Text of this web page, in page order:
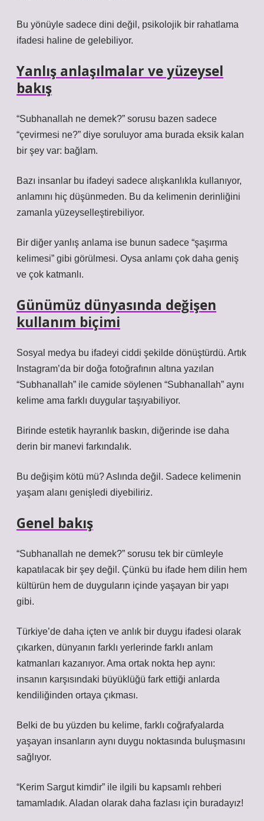
Bu yönüyle sadece dini değil, psikolojik bir rahatlama
ifadesi haline de gelebiliyor.
Yanlış anlaşılmalar ve yüzeysel
bakış
“Subhanallah ne demek?” sorusu bazen sadece
“çevirmesi ne?” diye soruluyor ama burada eksik kalan
bir şey var: bağlam.
Bazı insanlar bu ifadeyi sadece alışkanlıkla kullanıyor,
anlamını hiç düşünmeden. Bu da kelimenin derinliğini
zamanla yüzeyselleştirebiliyor.
Bir diğer yanlış anlama ise bunun sadece “şaşırma
kelimesi” gibi görülmesi. Oysa anlamı çok daha geniş
ve çok katmanlı.
Günümüz dünyasında değişen
kullanım biçimi
Sosyal medya bu ifadeyi ciddi şekilde dönüştürdü. Artık
Instagram’da bir doğa fotoğrafının altına yazılan
“Subhanallah” ile camide söylenen “Subhanallah” aynı
kelime ama farklı duygular taşıyabiliyor.
Birinde estetik hayranlık baskın, diğerinde ise daha
derin bir manevi farkındalık.
Bu değişim kötü mü? Aslında değil. Sadece kelimenin
yaşam alanı genişledi diyebiliriz.
Genel bakış
“Subhanallah ne demek?” sorusu tek bir cümleyle
kapatılacak bir şey değil. Çünkü bu ifade hem dilin hem
kültürün hem de duyguların içinde yaşayan bir yapı
gibi.
Türkiye’de daha içten ve anlık bir duygu ifadesi olarak
çıkarken, dünyanın farklı yerlerinde farklı anlam
katmanları kazanıyor. Ama ortak nokta hep aynı:
insanın karşısındaki büyüklüğü fark ettiği anlarda
kendiliğinden ortaya çıkması.
Belki de bu yüzden bu kelime, farklı coğrafyalarda
yaşayan insanların aynı duygu noktasında buluşmasını
sağlıyor.
“Kerim Sargut kimdir” ile ilgili bu kapsamlı rehberi
tamamladık. Aladan olarak daha fazlası için buradayız!